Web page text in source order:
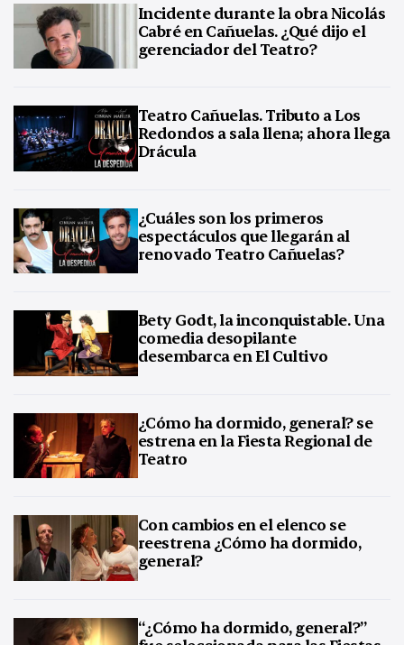
Incidente durante la obra Nicolás
Cabré en Cañuelas. ¿Qué dijo el
gerenciador del Teatro?
Teatro Cañuelas. Tributo a Los
Redondos a sala llena; ahora llega
Drácula
¿Cuáles son los primeros
espectáculos que llegarán al
renovado Teatro Cañuelas?
Bety Godt, la inconquistable. Una
comedia desopilante
desembarca en El Cultivo
¿Cómo ha dormido, general? se
estrena en la Fiesta Regional de
Teatro
Con cambios en el elenco se
reestrena ¿Cómo ha dormido,
general?
“¿Cómo ha dormido, general?”